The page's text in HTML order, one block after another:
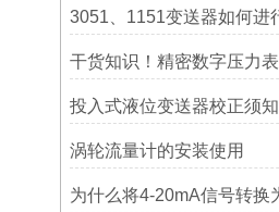
投入式液位变送器校正须知
涡轮流量计的安装使用